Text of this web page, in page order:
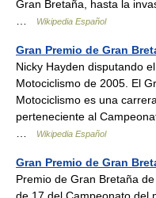
Gran Bretaña, hasta la
Wikipedia Español
Gran Premio de Gran
Nicky Hayden disputando
Motociclismo de 2005. El
Motociclismo es una
perteneciente al
Wikipedia Español
Gran Premio de Gran
Premio de Gran Bretaña
de 17 del Campeonato del